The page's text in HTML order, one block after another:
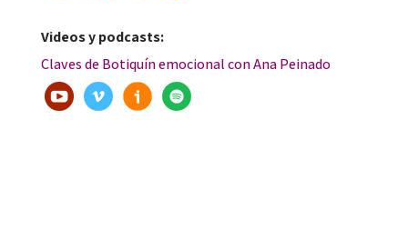
Videos y podcasts:
Claves de Botiquín emocional con Ana Peinado